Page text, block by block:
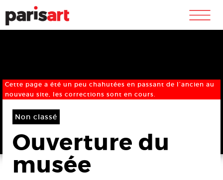
m
Cette page a été un peu chahutées en passant de l’ancien au
nouveau site, les corrections sont en cours.
Non classé
Ouverture du
musée